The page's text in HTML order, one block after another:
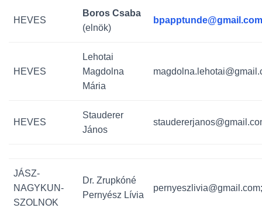
HEVES
Boros Csaba
(elnök)
HEVES
Lehotai
Magdolna
Mária
HEVES
Stauderer
János
JÁSZ-
NAGYKUN-
SZOLNOK
Dr. Zrupkóné
Pernyész Lívia
pernyeszlivia@gmail.com;